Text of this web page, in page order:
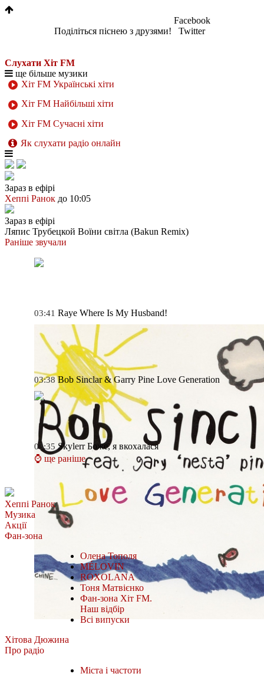
Поділіться піснею з друзями!
Facebook
Twitter
Слухати Хіт FM
ще більше музики
Хіт FM Українські хіти
Хіт FM Найбільші хіти
Хіт FM Сучасні хіти
Як слухати радіо онлайн
Зараз в ефірі
Хеппі Ранок до 10:05
Зараз в ефірі
Ляпис Трубецкой Воїни світла (Bakun Remix)
Раніше звучали
03:41 Raye Where Is My Husband!
03:38 Bob Sinclar & Garry Pine Love Generation
03:35 Skylerr Боже, я вкохалася
⌚ ще раніше
Хеппі Ранок
Музика
Акції
Фан-зона
Олена Тополя
MÉLOVIN
ROXOLANA
Тоня Матвієнко
Фан-зона Хіт FM.
Наш відбір
Всі випуски
Хітова Дюжина
Про радіо
Міста і частоти